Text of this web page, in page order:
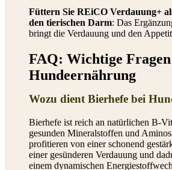
Füttern Sie REiCO Verdauung+
den tierischen Darm: Das
bringt die Verdauung und den
FAQ: Wichtige
Hundeernährung
Wozu dient Bierhefe bei
Bierhefe ist reich an natürlichen B-
gesunden Mineralstoffen und
profitieren von einer schonend
einer gesünderen Verdauung und
einem dynamischen